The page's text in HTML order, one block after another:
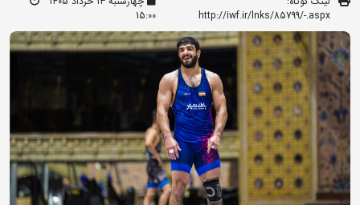
http://iwf.ir/lnks/85799/-.aspx
15:00